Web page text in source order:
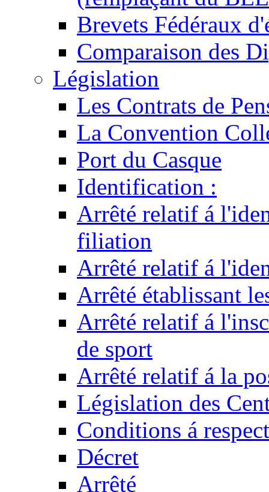
Brevets Fédéraux
Comparaison des
Législation
Les Contrats de
La Convention
Port du Casque
Identification :
Arrêté relatif á
filiation
Arrêté relatif á
Arrêté établissant
Arrêté relatif á
de sport
Arrêté relatif á la
Législation des
Conditions á
Décret
Arrêté